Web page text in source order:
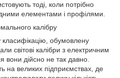
тоді, коли потрібно
елементами і профілями.
обумовлену
світові калібри з електричним
дійсно не так давно.
на великих підприємствах, де